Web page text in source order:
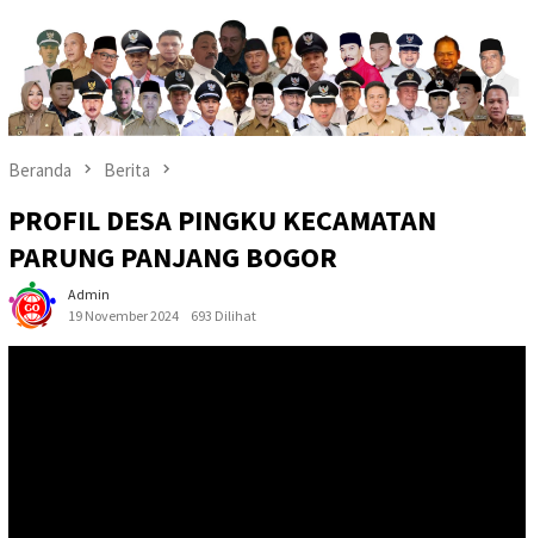
Beranda Berita
PROFIL DESA PINGKU KECAMATAN
PARUNG PANJANG BOGOR
Admin
19 November 2024
693 Dilihat